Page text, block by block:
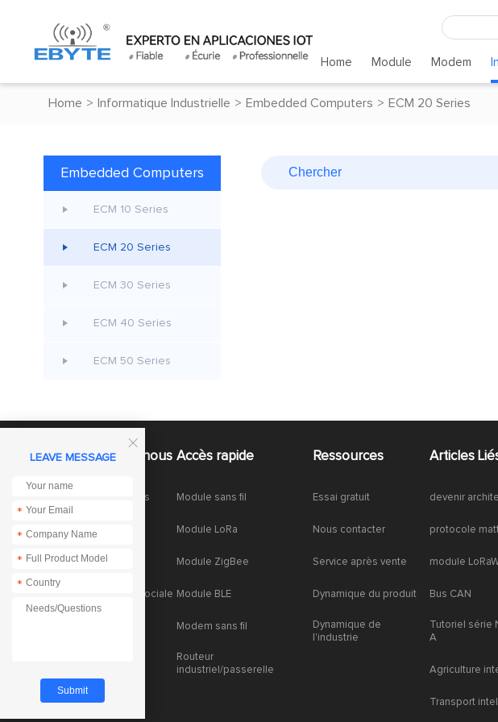
Home Module Modem
Home > Informatique Industrielle > Embedded Computers > ECM 20 Series
Embedded Computers
ECM 10 Series
ECM 20 Series
ECM 30 Series
ECM 40 Series
ECM 50 Series
À propos de nous
À propos de nous
Honneurs
Partenariat
Responsabilité sociale
Accès rapide
Module sans fil
Module LoRa
Module ZigBee
Module BLE
Modem sans fil
Routeur
industriel/passerelle
Ressources
Essai gratuit
Nous contacter
Service après vente
Dynamique du produit
Dynamique de
l'industrie
Articles
devenir
protocole
module
Bus CAN
Tutoriel série
A
Agriculture
Transport

LEAVE MESSAGE
*
*
*
*